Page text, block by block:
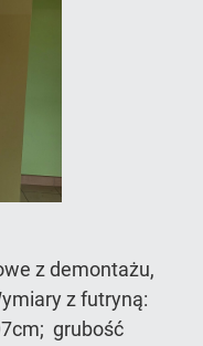
z demontażu,
z futryną:
grubość